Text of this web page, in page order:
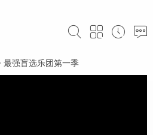
最强盲选乐团第一季